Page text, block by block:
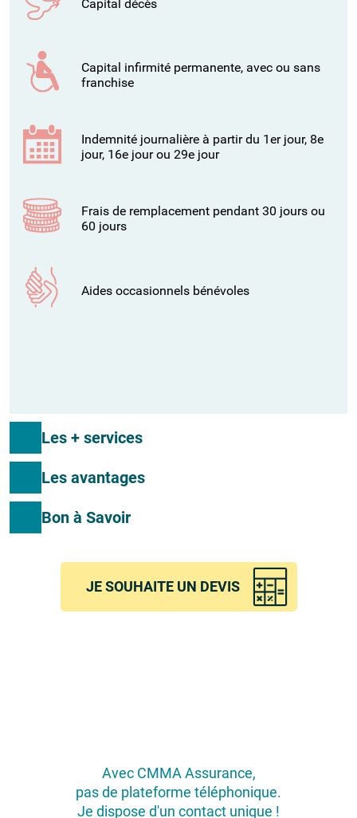
Avec CMMA Assurance,
pas de plateforme téléphonique.
Je dispose d'un contact unique !
Capital décès
Capital infirmité permanente, avec ou sans
franchise
Indemnité journalière à partir du 1er jour, 8e
jour, 16e jour ou 29e jour
Frais de remplacement pendant 30 jours ou
60 jours
Aides occasionnels bénévoles
Les + services
Les avantages
Bon à Savoir
JE SOUHAITE UN DEVIS